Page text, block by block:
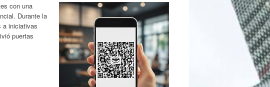
con una
Durante la
a iniciativas
puertas